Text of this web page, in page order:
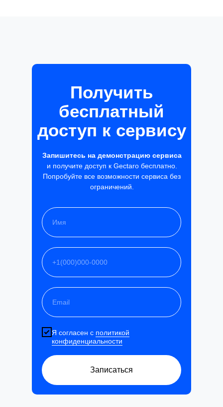
Получить
бесплатный
доступ к сервису
Запишитесь на демонстрацию сервиса
и получите доступ к Gectaro бесплатно.
Попробуйте все возможности сервиса без
ограничений.
Я согласен с политикой
конфиденциальности
Записаться